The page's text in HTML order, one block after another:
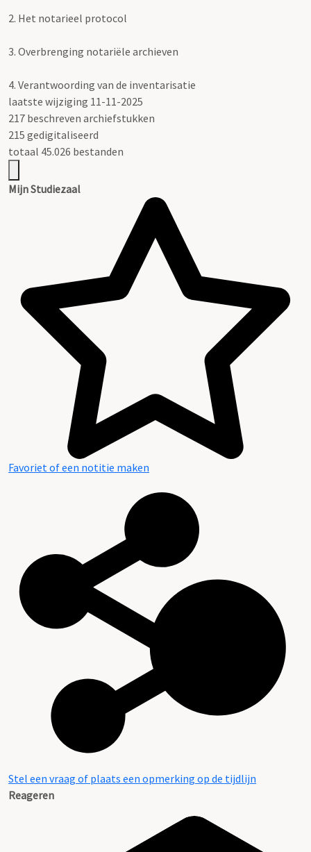
2. Het notarieel protocol
3. Overbrenging notariële archieven
4. Verantwoording van de inventarisatie
laatste wijziging 11-11-2025
217 beschreven archiefstukken
215 gedigitaliseerd
totaal 45.026 bestanden
Mijn Studiezaal
Favoriet of een notitie maken
Stel een vraag of plaats een opmerking op de tijdlijn
Reageren